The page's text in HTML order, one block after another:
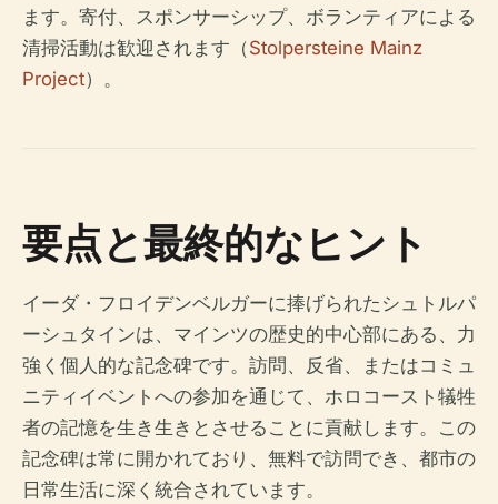
ます。寄付、スポンサーシップ、ボランティアによる
清掃活動は歓迎されます（Stolpersteine Mainz
Project）。
要点と最終的なヒント
イーダ・フロイデンベルガーに捧げられたシュトルパ
ーシュタインは、マインツの歴史的中心部にある、力
強く個人的な記念碑です。訪問、反省、またはコミュ
ニティイベントへの参加を通じて、ホロコースト犠牲
者の記憶を生き生きとさせることに貢献します。この
記念碑は常に開かれており、無料で訪問でき、都市の
日常生活に深く統合されています。